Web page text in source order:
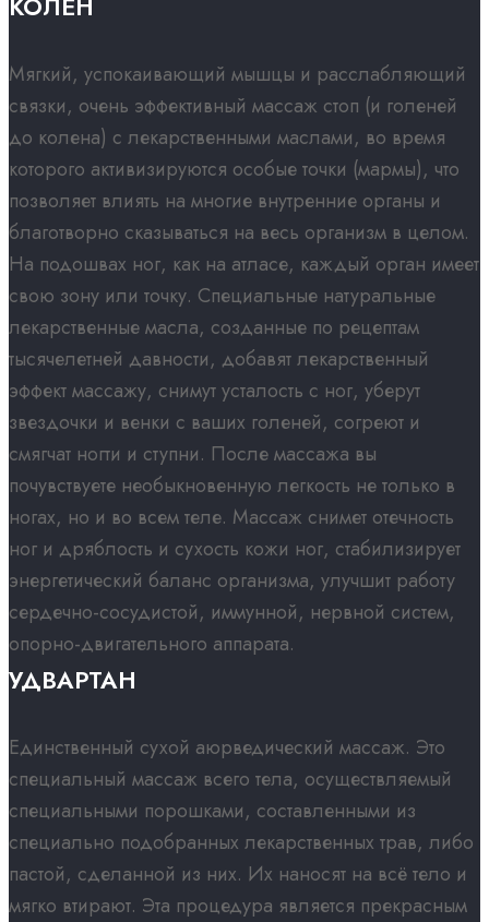
Мягкий, успокаивающий мышцы и расслабляющий
связки, очень эффективный массаж стоп (и голеней
до колена) с лекарственными маслами, во время
которого активизируются особые точки (мармы), что
позволяет влиять на многие внутренние органы и
благотворно сказываться на весь организм в целом.
На подошвах ног, как на атласе, каждый орган имеет
свою зону или точку. Специальные натуральные
лекарственные масла, созданные по рецептам
тысячелетней давности, добавят лекарственный
эффект массажу, снимут усталость с ног, уберут
звездочки и венки с ваших голеней, согреют и
смягчат ногти и ступни. После массажа вы
почувствуете необыкновенную легкость не только в
ногах, но и во всем теле. Массаж снимет отечность
ног и дряблость и сухость кожи ног, стабилизирует
энергетический баланс организма, улучшит работу
сердечно-сосудистой, иммунной, нервной систем,
опорно-двигательного аппарата.
УДВАРТАН​
Единственный сухой аюрведический массаж. Это
специальный массаж всего тела, осуществляемый
специальными порошками, составленными из
специально подобранных лекарственных трав, либо
пастой, сделанной из них. Их наносят на всё тело и
мягко втирают. Эта процедура является прекрасным